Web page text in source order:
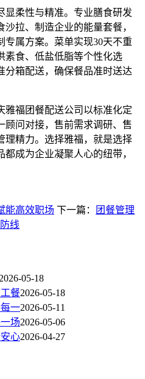
显柔性与精准。专业膳食研发
拉、制造企业的能量套餐，
专属方案。菜单实现30天不重
素食、低盐低脂等个性化选
分箱配送，确保餐品准时送达
雅福团餐配送公司以标准化定
顾问对接，售前需求调研、售
理精力。选择雅福，就是选择
成为企业凝聚人心的纽带，
能高效职场 下一篇：
团餐管理
线
2026-05-18
餐2026-05-18
一2026-05-11
场2026-05-06
心2026-04-27